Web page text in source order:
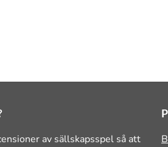
av sällskapsspel så att